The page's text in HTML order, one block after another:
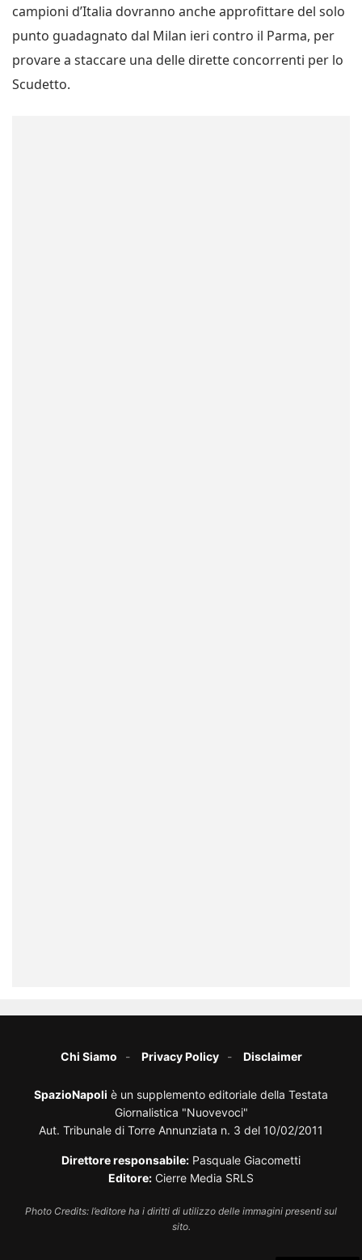
campioni d’Italia dovranno anche approfittare del solo
punto guadagnato dal Milan ieri contro il Parma, per
provare a staccare una delle dirette concorrenti per lo
Scudetto.
Chi Siamo Privacy Policy Disclaimer
SpazioNapoli è un supplemento editoriale della Testata
Giornalistica "Nuovevoci"
Aut. Tribunale di Torre Annunziata n. 3 del 10/02/2011
Direttore responsabile: Pasquale Giacometti
Editore: Cierre Media SRLS
Photo Credits: l’editore ha i diritti di utilizzo delle immagini presenti sul
sito.